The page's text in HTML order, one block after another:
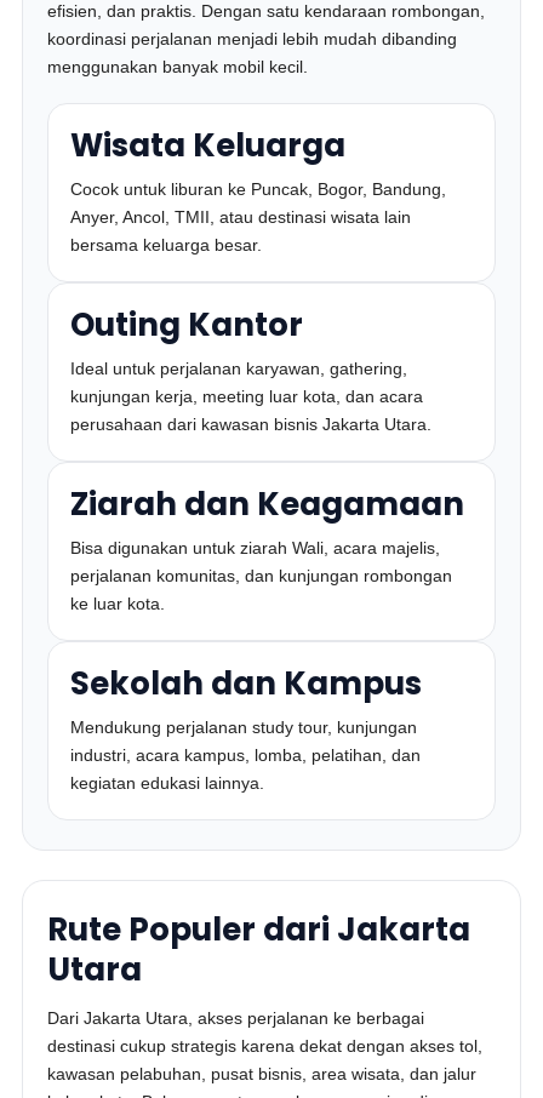
efisien, dan praktis. Dengan satu kendaraan rombongan,
koordinasi perjalanan menjadi lebih mudah dibanding
menggunakan banyak mobil kecil.
Wisata Keluarga
Cocok untuk liburan ke Puncak, Bogor, Bandung,
Anyer, Ancol, TMII, atau destinasi wisata lain
bersama keluarga besar.
Outing Kantor
Ideal untuk perjalanan karyawan, gathering,
kunjungan kerja, meeting luar kota, dan acara
perusahaan dari kawasan bisnis Jakarta Utara.
Ziarah dan Keagamaan
Bisa digunakan untuk ziarah Wali, acara majelis,
perjalanan komunitas, dan kunjungan rombongan
ke luar kota.
Sekolah dan Kampus
Mendukung perjalanan study tour, kunjungan
industri, acara kampus, lomba, pelatihan, dan
kegiatan edukasi lainnya.
Rute Populer dari Jakarta
Utara
Dari Jakarta Utara, akses perjalanan ke berbagai
destinasi cukup strategis karena dekat dengan akses tol,
kawasan pelabuhan, pusat bisnis, area wisata, dan jalur